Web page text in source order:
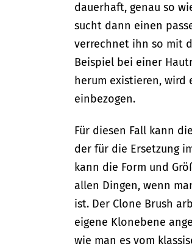
dauerhaft, genau so
sucht dann einen
verrechnet ihn so mit
Beispiel bei einer
herum existieren, wird
einbezogen.
Für diesen Fall kann
der für die Ersetzung
kann die Form und
allen Dingen, wenn
ist. Der Clone Brush
eigene Klonebene
wie man es vom